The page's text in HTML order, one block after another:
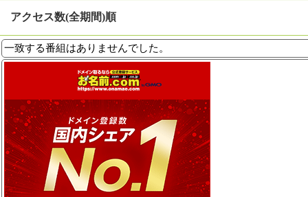
アクセス数(全期間)順
一致する番組はありませんでした。